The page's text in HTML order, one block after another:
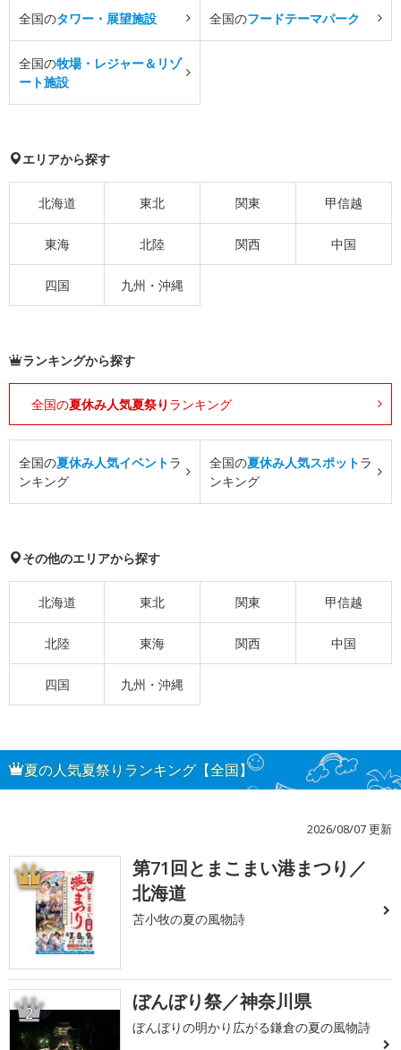
全国のタワー・展望施設 全国のフードテーマパーク
全国の牧場・レジャー＆リゾ
ート施設
エリアから探す
北海道 東北 関東 甲信越
東海 北陸 関西 中国
四国 九州・沖縄
ランキングから探す
全国の夏休み人気夏祭り ランキング
全国の夏休み人気イベントラ
ンキング
全国の夏休み人気スポットラ
ンキング
その他のエリアから探す
北海道 東北 関東 甲信越
北陸 東海 関西 中国
四国 九州・沖縄
夏の人気夏祭りランキング【全国】
2026/08/07 更新
1
第71回とまこまい港まつり／
北海道
苫小牧の夏の風物詩
2 ぼんぼり祭／神奈川県
ぼんぼりの明かり広がる鎌倉の夏の風物詩